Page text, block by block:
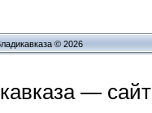
© 2026
—